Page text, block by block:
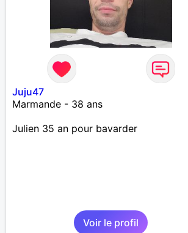
Juju47
Marmande - 38 ans
Julien 35 an pour bavarder
Voir le profil